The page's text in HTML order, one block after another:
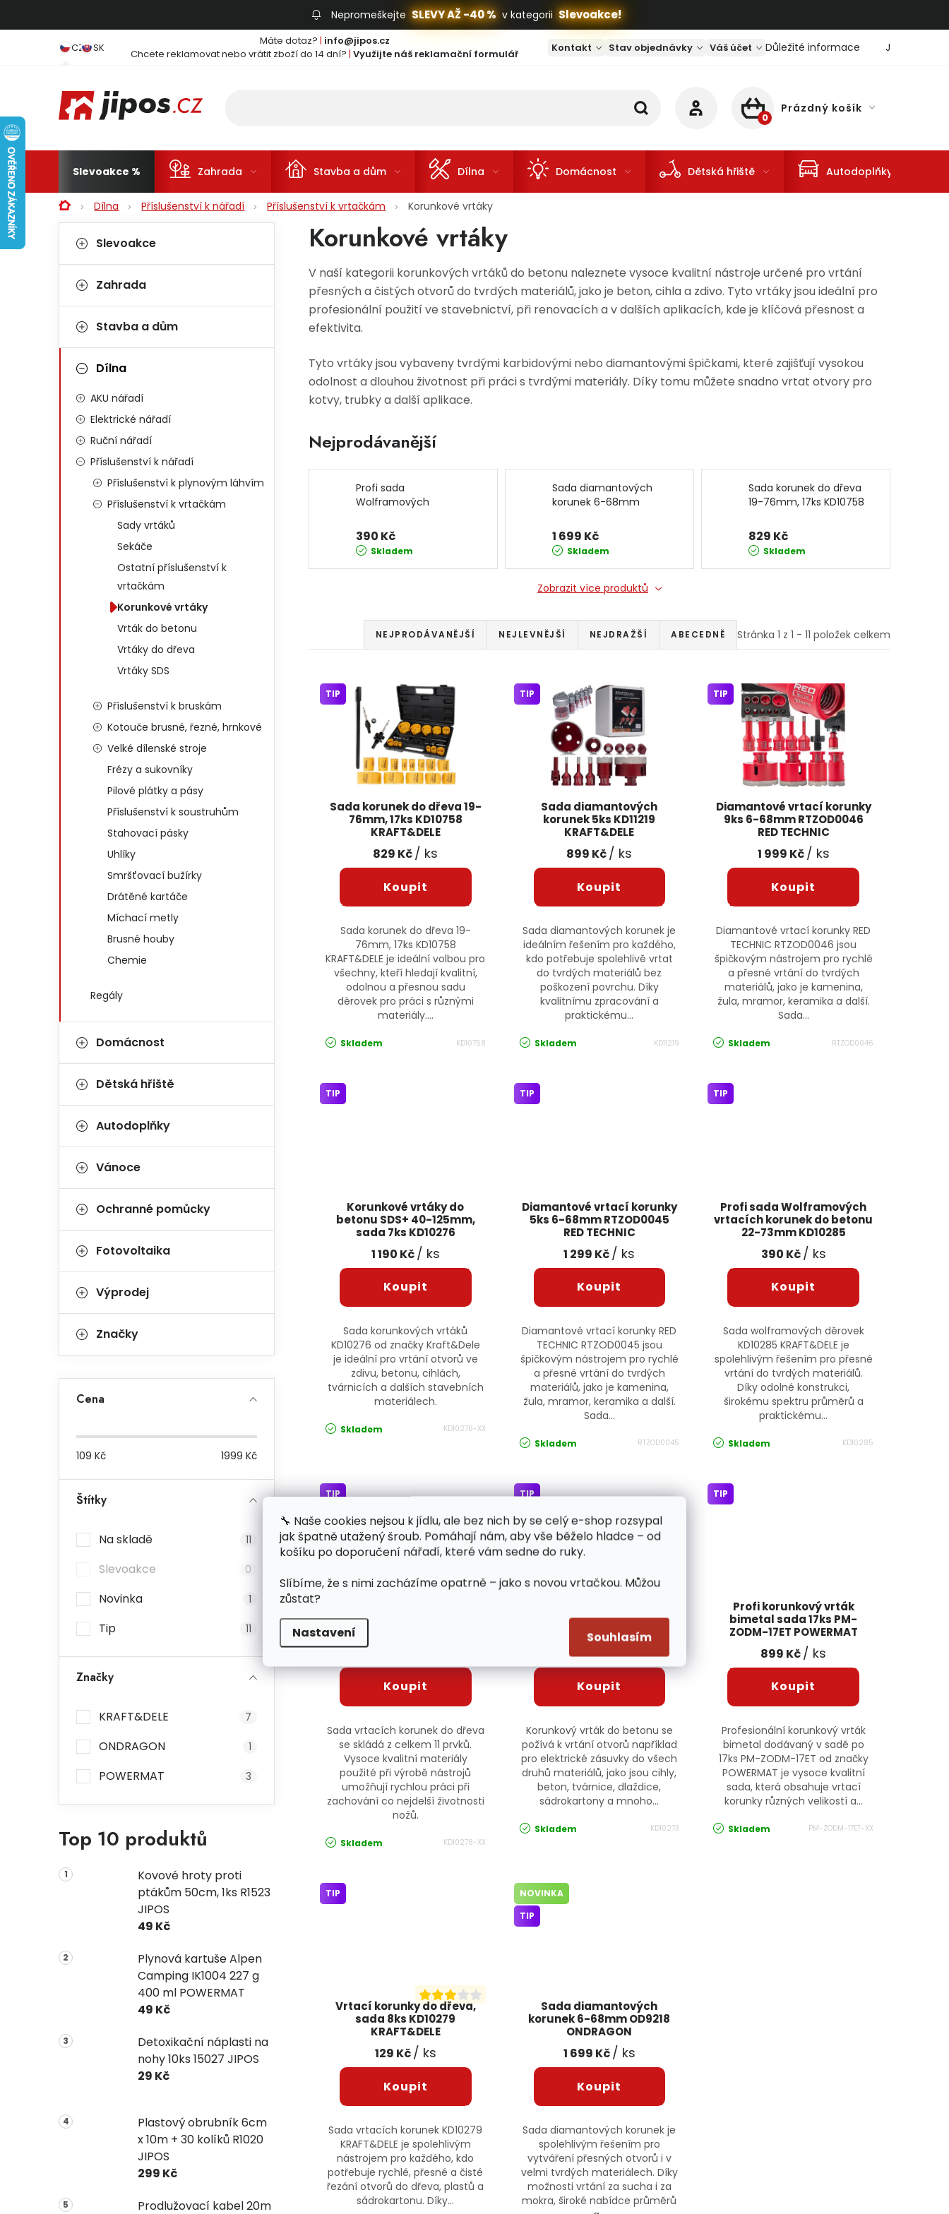
🔧 Naše cookies nejsou k jídlu, ale bez nich by se celý e-shop rozsypal
jak špatně utažený šroub. Pomáhají nám, aby vše běželo hladce – od
košíku po doporučení nářadí, které vám sedne do ruky.
Slíbíme, že s nimi zacházíme opatrně – jako s novou vrtačkou. Můžou
zůstat?
Nastavení Souhlasím
Nepromeškejte SLEVY AŽ -40 % v kategorii Slevoakce!
CZ SK Máte dotaz? | info@jipos.cz
Chcete reklamovat nebo vrátit zboží do 14 dní? | Využijte náš reklamační formulář Kontakt Stav objednávky Váš účet Důležité informace Jaký je
NÁKUPNÍ KOŠÍK
Prázdný košík
Slevoakce Zahrada Stavba a dům Dílna Domácnost Dětská hřiště Autodoplňky
DomůDílna Příslušenství k nářadí Příslušenství k vrtačkám Korunkové vrtáky
Postranní panel
Kategorie
Slevoakce
Zahrada
Stavba a dům
Dílna
AKU nářadí
Elektrické nářadí
Ruční nářadí
Příslušenství k nářadí
Příslušenství k plynovým láhvím
Příslušenství k vrtačkám
Sady vrtáků
Sekáče
Ostatní příslušenství k
vrtačkám
Korunkové vrtáky
Vrták do betonu
Vrtáky do dřeva
Vrtáky SDS
Příslušenství k bruskám
Kotouče brusné, řezné, hrnkové
Velké dílenské stroje
Frézy a sukovníky
Pilové plátky a pásy
Příslušenství k soustruhům
Stahovací pásky
Uhlíky
Smršťovací bužírky
Drátěné kartáče
Míchací metly
Brusné houby
Chemie
Regály
Domácnost
Dětská hřiště
Autodoplňky
Vánoce
Ochranné pomůcky
Fotovoltaika
Výprodej
Značky
Cena
109 Kč 1999 Kč
Štítky
Na skladě 11
Slevoakce 0
Novinka 1
Tip 11
Značky
KRAFT&DELE 7
ONDRAGON 1
POWERMAT 3
Top 10 produktů
Kovové hroty proti
ptákům 50cm, 1ks R1523
JIPOS
49 Kč
Plynová kartuše Alpen
Camping IK1004 227 g
400 ml POWERMAT
49 Kč
Detoxikační náplasti na
nohy 10ks 15027 JIPOS
29 Kč
Plastový obrubník 6cm
x 10m + 30 kolíků R1020
JIPOS
299 Kč
Prodlužovací kabel 20m
Korunkové vrtáky
V naší kategorii korunkových vrtáků do betonu naleznete vysoce kvalitní nástroje určené pro vrtání
přesných a čistých otvorů do tvrdých materiálů, jako je beton, cihla a zdivo. Tyto vrtáky jsou ideální pro
profesionální použití ve stavebnictví, při renovacích a v dalších aplikacích, kde je klíčová přesnost a
efektivita.
Tyto vrtáky jsou vybaveny tvrdými karbidovými nebo diamantovými špičkami, které zajišťují vysokou
odolnost a dlouhou životnost při práci s tvrdými materiály. Díky tomu můžete snadno vrtat otvory pro
kotvy, trubky a další aplikace.
Nejprodávanější
Profi sada
Wolframových
betonu 22-73mm
KD10285 KRAFT&DELE
390 Kč
Skladem
Sada diamantových
korunek 6-68mm
1 699 Kč
Skladem
Sada korunek do dřeva
19-76mm, 17ks KD10758
829 Kč
Skladem
Zobrazit více produktů
Stránka 1 z 1 - 11 položek celkem
Řazení produktů
NEJPRODÁVANĚJŠÍ NEJLEVNĚJŠÍ NEJDRAŽŠÍ ABECEDNĚ
Výpis produktů
Sada korunek do dřeva 19-
76mm, 17ks KD10758
KRAFT&DELE
TIP
829 Kč/ ks
Sada korunek do dřeva 19-
76mm, 17ks KD10758
KRAFT&DELE je ideální volbou pro
všechny, kteří hledají kvalitní,
odolnou a přesnou sadu
děrovek pro práci s různými
materiály....
Skladem KD10758
Sada diamantových
korunek 5ks KD11219
KRAFT&DELE
TIP
899 Kč/ ks
Sada diamantových korunek je
ideálním řešením pro každého,
kdo potřebuje spolehlivě vrtat
do tvrdých materiálů bez
poškození povrchu. Díky
kvalitnímu zpracování a
praktickému...
Skladem KD11219
Diamantové vrtací korunky
9ks 6-68mm RTZOD0046
RED TECHNIC
TIP
1 999 Kč/ ks
Diamantové vrtací korunky RED
TECHNIC RTZOD0046 jsou
špičkovým nástrojem pro rychlé
a přesné vrtání do tvrdých
materiálů, jako je kamenina,
žula, mramor, keramika a další.
Sada...
Skladem RTZOD0046
Korunkové vrtáky do
betonu SDS+ 40-125mm,
sada 7ks KD10276
KRAFT&DELE
TIP
1 190 Kč/ ks
Sada korunkových vrtáků
KD10276 od značky Kraft&Dele
je ideální pro vrtání otvorů ve
zdivu, betonu, cihlách,
tvárnicích a dalších stavebních
materiálech.
Skladem KD10276-XX
Diamantové vrtací korunky
5ks 6-68mm RTZOD0045
RED TECHNIC
TIP
1 299 Kč/ ks
Diamantové vrtací korunky RED
TECHNIC RTZOD0045 jsou
špičkovým nástrojem pro rychlé
a přesné vrtání do tvrdých
materiálů, jako je kamenina,
žula, mramor, keramika a další.
Sada...
Skladem RTZOD0045
Profi sada Wolframových
vrtacích korunek do betonu
22-73mm KD10285
KRAFT&DELE
TIP
390 Kč/ ks
Sada wolframových děrovek
KD10285 KRAFT&DELE je
spolehlivým řešením pro přesné
vrtání do tvrdých materiálů.
Díky odolné konstrukci,
širokému spektru průměrů a
praktickému...
Skladem KD10285
sada 11ks KD10278
TIP
Sada vrtacích korunek do dřeva
se skládá z celkem 11 prvků.
Vysoce kvalitní materiály
použité při výrobě nástrojů
umožňují rychlou práci při
zachování co nejdelší životnosti
nožů.
Skladem KD10278-XX
SDS+ 100mm KD10273
KRAFT&DELE
TIP
367 Kč/ ks
Korunkový vrták do betonu se
požívá k vrtání otvorů například
pro elektrické zásuvky do všech
druhů materiálů, jako jsou cihly,
beton, tvárnice, dlaždice,
sádrokartony a mnoho...
Skladem KD10273
Profi korunkový vrták
bimetal sada 17ks PM-
ZODM-17ET POWERMAT
TIP
899 Kč/ ks
Profesionální korunkový vrták
bimetal dodávaný v sadě po
17ks PM-ZODM-17ET od značky
POWERMAT je vysoce kvalitní
sada, která obsahuje vrtací
korunky různých velikostí a...
Skladem PM-ZODM-17ET-XX
Vrtací korunky do dřeva,
sada 8ks KD10279
KRAFT&DELE
TIP
129 Kč/ ks
Sada vrtacích korunek KD10279
KRAFT&DELE je spolehlivým
nástrojem pro každého, kdo
potřebuje rychlé, přesné a čisté
řezání otvorů do dřeva, plastů a
sádrokartonu. Díky...
Sada diamantových
korunek 6-68mm OD9218
ONDRAGON
NOVINKA
TIP
1 699 Kč/ ks
Sada diamantových korunek je
spolehlivým řešením pro
vytváření přesných otvorů i v
velmi tvrdých materiálech. Díky
možnosti vrtání za sucha i za
mokra, široké nabídce průměrů